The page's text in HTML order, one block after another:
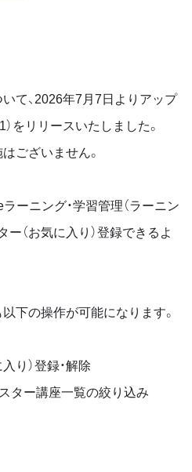
て、2026年7月7日よりアップ
をリリースいたしました。
ございません。
ーニング・学習管理（ラーニン
（お気に入り）登録できるよ
下の操作が可能になります。
り）登録・解除
スター講座一覧の絞り込み